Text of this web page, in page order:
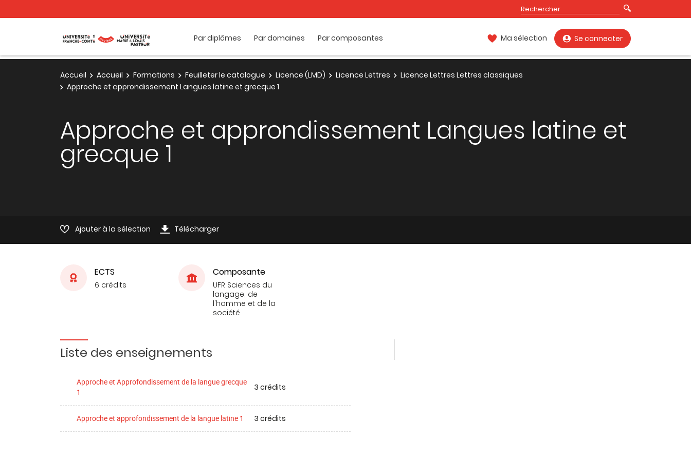
Par diplômes Par domaines Par composantes Ma sélection Se connecter
Accueil Accueil Formations Feuilleter le catalogue Licence (LMD) Licence Lettres
Licence Lettres Lettres classiques
Approche et approndissement Langues latine et grecque 1
Approche et approndissement Langues latine et
grecque 1
Ajouter à la sélection Télécharger
ECTS
6 crédits
Composante
UFR Sciences du
langage, de
l'homme et de la
société
Liste des enseignements
Approche et Approfondissement de la langue grecque
1
3 crédits
Approche et approfondissement de la langue latine 1 3 crédits